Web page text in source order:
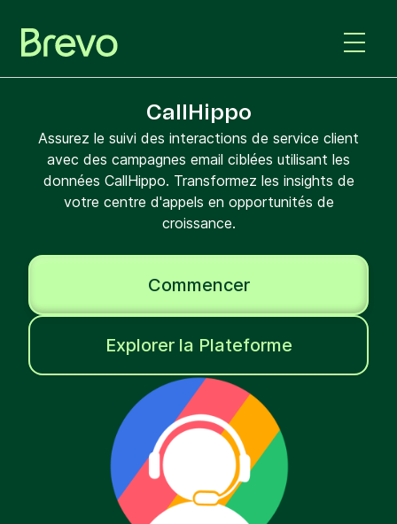
CallHippo
Assurez le suivi des interactions de service client
avec des campagnes email ciblées utilisant les
données CallHippo. Transformez les insights de
votre centre d'appels en opportunités de
croissance.
Commencer
Explorer la Plateforme